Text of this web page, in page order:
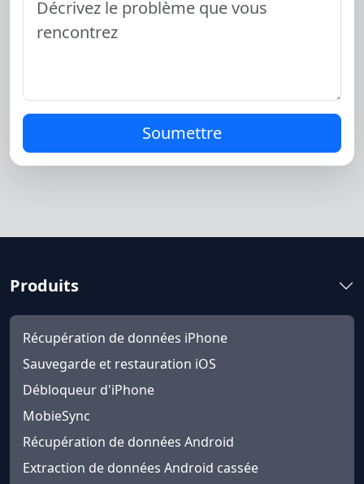
Soumettre
Produits
Récupération de données iPhone
Sauvegarde et restauration iOS
Débloqueur d'iPhone
MobieSync
Récupération de données Android
Extraction de données Android cassée
English Nederlands
Tiếng Việt
Norsk
Suomalainen
Dansk
Ελληνικά
русский
Bahasa Melayu
ไทย
Română
Polskie